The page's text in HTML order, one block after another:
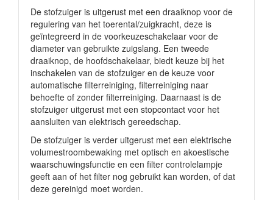
De stofzuiger is uitgerust met een draaiknop voor de
regulering van het toerental/zuigkracht, deze is
geïntegreerd in de voorkeuzeschakelaar voor de
diameter van gebruikte zuigslang. Een tweede
draaiknop, de hoofdschakelaar, biedt keuze bij het
inschakelen van de stofzuiger en de keuze voor
automatische filterreiniging, filterreiniging naar
behoefte of zonder filterreiniging. Daarnaast is de
stofzuiger uitgerust met een stopcontact voor het
aansluiten van elektrisch gereedschap.
De stofzuiger is verder uitgerust met een elektrische
volumestroombewaking met optisch en akoestische
waarschuwingsfunctie en een filter controlelampje
geeft aan of het filter nog gebruikt kan worden, of dat
deze gereinigd moet worden.